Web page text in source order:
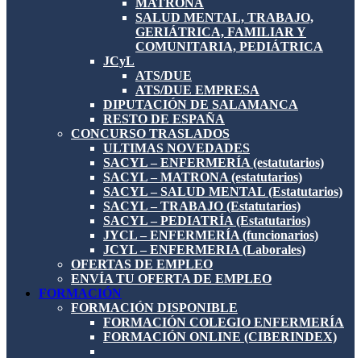
SALUD MENTAL, TRABAJO,
GERIÁTRICA, FAMILIAR Y
COMUNITARIA, PEDIÁTRICA
JCyL
ATS/DUE
ATS/DUE EMPRESA
DIPUTACIÓN DE SALAMANCA
RESTO DE ESPAÑA
CONCURSO TRASLADOS
ULTIMAS NOVEDADES
SACYL – ENFERMERÍA (estatutarios)
SACYL – MATRONA (estatutarios)
SACYL – SALUD MENTAL (Estatutarios)
SACYL – TRABAJO (Estatutarios)
SACYL – PEDIATRÍA (Estatutarios)
JYCL – ENFERMERÍA (funcionarios)
JCYL – ENFERMERIA (Laborales)
OFERTAS DE EMPLEO
ENVÍA TU OFERTA DE EMPLEO
FORMACIÓN
FORMACIÓN DISPONIBLE
FORMACIÓN COLEGIO ENFERMERÍA
FORMACIÓN ONLINE (CIBERINDEX)